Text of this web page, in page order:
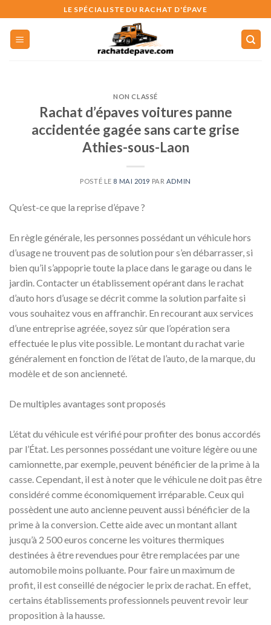
to
content
LE SPÉCIALISTE DU RACHAT D'ÉPAVE
NON CLASSÉ
Rachat d’épaves voitures panne
accidentée gagée sans carte grise
Athies-sous-Laon
POSTÉ LE 8 MAI 2019 PAR ADMIN
Qu’est-ce que la reprise d’épave ?
En règle générale, les personnes possédant un véhicule hors
d’usage ne trouvent pas de solution pour s’en débarrasser, si
bien qu’il s’appoprie toute la place dans le garage ou dans le
jardin. Contacter un établissement opérant dans le rachat
d’auto hors d’usage se décrit comme la solution parfaite si
vous souhaitez vous en affranchir. En recourant aux services
d’une entreprise agréée, soyez sûr que l’opération sera
effectuée le plus vite possible. Le montant du rachat varie
généralement en fonction de l’état de l’auto, de la marque, du
modèle et de son ancienneté.
De multiples avantages sont proposés
L’état du véhicule est vérifié pour profiter des bonus accordés
par l’État. Les personnes possédant une voiture légère ou une
camionnette, par exemple, peuvent bénéficier de la prime à la
casse. Cependant, il est à noter que le véhicule ne doit pas être
considéré comme économiquement irréparable. Ceux qui
possèdent une auto ancienne peuvent aussi bénéficier de la
prime à la conversion. Cette aide avec un montant allant
jusqu’à 2 500 euros concerne les voitures thermiques
destinées à être revendues pour être remplacées par une
automobile moins polluante. Pour faire un maximum de
profit, il est conseillé de négocier le prix de rachat. En effet,
certains établissements professionnels peuvent revoir leur
proposition à la hausse.